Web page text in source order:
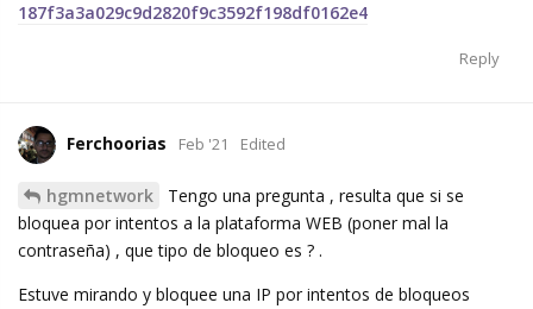
187f3a3a029c9d2820f9c3592f198df0162e4
Reply
Ferchoorias Feb '21 Edited
hgmnetwork
Tengo una pregunta , resulta que si se
bloquea por intentos a la plataforma WEB (poner mal la
contraseña) , que tipo de bloqueo es ? .
Estuve mirando y bloquee una IP por intentos de bloqueos